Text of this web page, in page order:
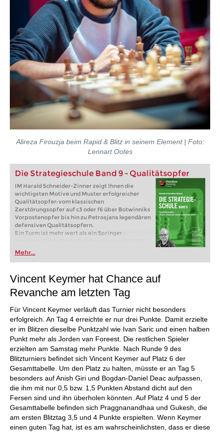
Alireza Firouzja beim Rapid & Blitz in seinem Element | Foto:
Lennart Ootes
Die Strategieschule Band 9 - Qualitätsopfer
IM Harald Schneider-Zinner zeigt Ihnen die
wichtigsten Motive und Muster erfolgreicher
Qualitätsopfer: vom klassischen
Zerstörungsopfer auf c3 oder f6 über Botwinniks
Vorpostenopfer bis hin zu Petrosjans legendären
defensiven Qualitätsopfern.
Ein Turm ist mehr wert als ein Springer –
Initiative und Kontrolle wichtiger Felder können
den materiellen Nachteil mehr als ausgleichen.
Das Qualitätsopfer gehört deshalb zu den
modernen Schach.
Kostenloses Videobeispiel:
Einführung
Kostenloses Videobeispiel:Qualitätsopfer auf
Mehr...
Vincent Keymer hat Chance auf
Revanche am letzten Tag
Für Vincent Keymer verläuft das Turnier nicht besonders
erfolgreich. An Tag 4 erreichte er nur drei Punkte. Damit erzielte
er im Blitzen dieselbe Punktzahl wie Ivan Saric und einen halben
Punkt mehr als Jorden van Foreest. Die restlichen Spieler
erzielten am Samstag mehr Punkte. Nach Runde 9 des
Blitzturniers befindet sich Vincent Keymer auf Platz 6 der
Gesamttabelle. Um den Platz zu halten, müsste er an Tag 5
besonders auf Anish Giri und Bogdan-Daniel Deac aufpassen,
die ihm mit nur 0,5 bzw. 1,5 Punkten Abstand dicht auf den
Fersen sind und ihn überholen könnten. Auf Platz 4 und 5 der
Gesamttabelle befinden sich Praggnanandhaa und Gukesh, die
am ersten Blitztag 3,5 und 4 Punkte erspielten. Wenn Keymer
einen guten Tag hat, ist es am wahrscheinlichsten, dass er diese